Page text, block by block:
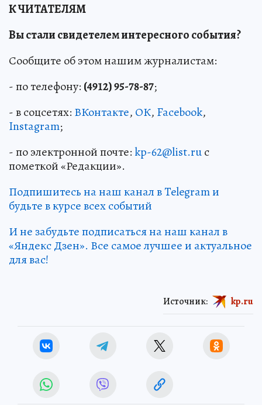
К ЧИТАТЕЛЯМ
Вы стали свидетелем интересного события?
Сообщите об этом нашим журналистам:
- по телефону: (4912) 95-78-87;
- в соцсетях: ВКонтакте, ОК, Facebook,
Instagram;
- по электронной почте:kp-62@list.ruс
пометкой «Редакции».
Подпишитесь на наш канал в Telegram и
будьте в курсе всех событий
И не забудьте подписаться на наш канал в
«Яндекс Дзен». Все самое лучшее и актуальное
для вас!
Источник: kp.ru